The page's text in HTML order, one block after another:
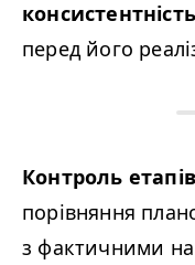
консистентність
перед його
Контроль
порівняння
з фактичними